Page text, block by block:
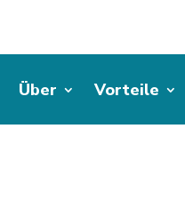
Über Vorteile